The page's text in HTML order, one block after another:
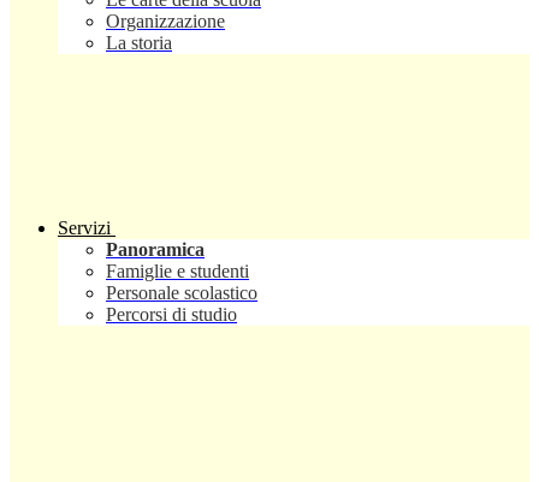
Organizzazione
La storia
Servizi
Panoramica
Famiglie e studenti
Personale scolastico
Percorsi di studio